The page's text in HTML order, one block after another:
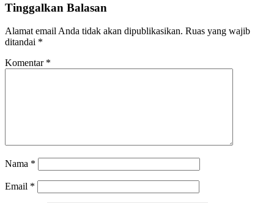
Tinggalkan Balasan
Alamat email Anda tidak akan dipublikasikan. Ruas yang wajib
ditandai *
Komentar *
Nama *
Email *